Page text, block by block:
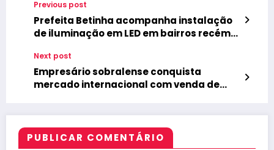
Previous post
Prefeita Betinha acompanha instalação
de iluminação em LED em bairros recém-
Next post
Empresário sobralense conquista
mercado internacional com venda de
PUBLICAR COMENTÁRIO